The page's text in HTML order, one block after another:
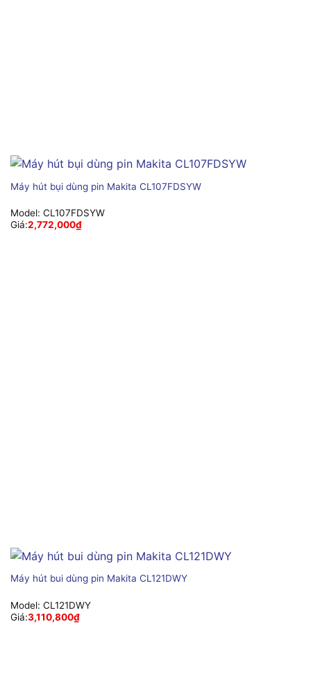
Máy hút bụi dùng pin Makita CL107FDSYW
Model: CL107FDSYW
Giá:2,772,000₫
Máy hút bui dùng pin Makita CL121DWY
Model: CL121DWY
Giá:3,110,800₫